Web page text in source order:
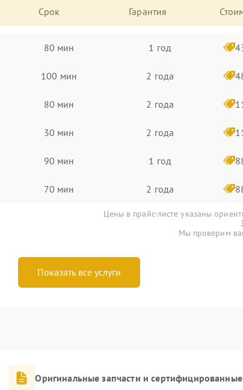
Срок Гарантия
80 мин 1 год
100 мин 2 года
80 мин 2 года
30 мин 2 года
90 мин 1 год
70 мин 2 года
Цены в прайс-листе указаны
Мы проверим
Показать все услуги
Оригинальные запчасти и